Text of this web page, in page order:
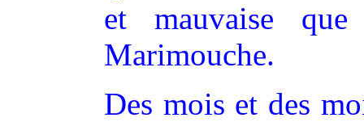
et mauvaise
Marimouche.
Des mois et des